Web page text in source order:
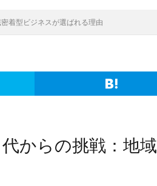
着型ビジネスが選ばれる理由
からの挑戦：地